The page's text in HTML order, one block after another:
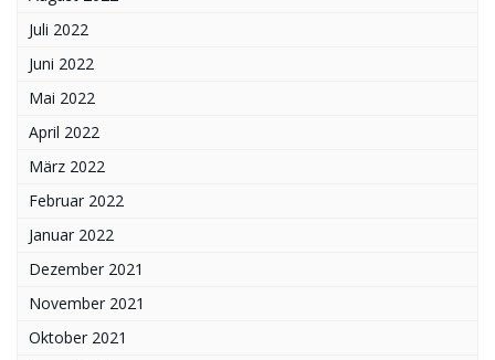
Juli 2022
Juni 2022
Mai 2022
April 2022
März 2022
Februar 2022
Januar 2022
Dezember 2021
November 2021
Oktober 2021